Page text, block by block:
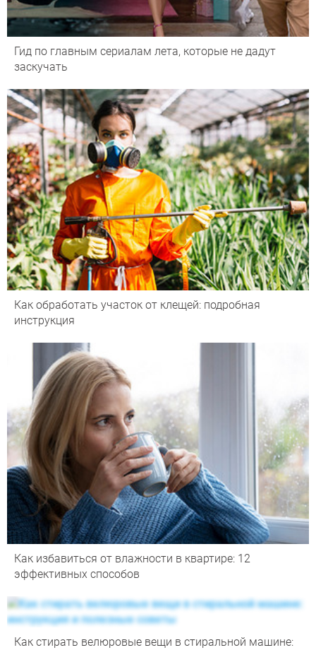
Гид по главным сериалам лета, которые не дадут
заскучать
Как обработать участок от клещей: подробная
инструкция
Как избавиться от влажности в квартире: 12
эффективных способов
Как стирать велюровые вещи в стиральной машине: